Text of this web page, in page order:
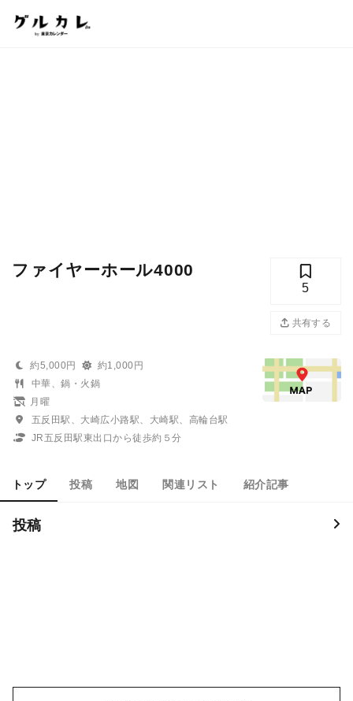
ファイヤーホール4000
5
共有する
約5,000円
約1,000円
中華、鍋・火鍋
月曜
五反田駅、大崎広小路駅、大崎駅、高輪台駅
JR五反田駅東出口から徒歩約５分
トップ 投稿 地図 関連リスト 紹介記事
投稿